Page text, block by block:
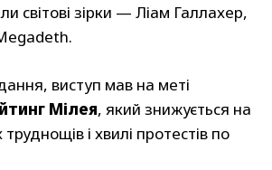
світові зірки — Ліам Галлахер,
виступ мав на меті
Мілея, який знижується на
і хвилі протестів по